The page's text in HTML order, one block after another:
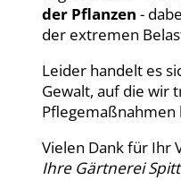
der Pflanzen -
der extremen
Leider handelt es
Gewalt, auf die wir
Pflegemaßnahmen
Vielen Dank für Ihr
Ihre Gärtnerei